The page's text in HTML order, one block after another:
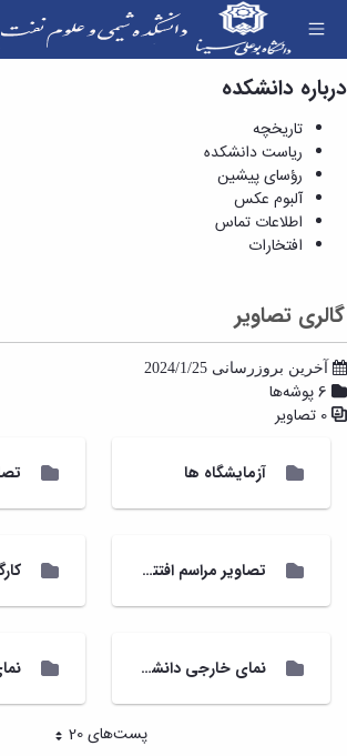
گالری تصاویر - آلبوم عکس -
علوم نفت
درباره دانشکده
تاریخچه
ریاست دانشکده
رؤسای پیشین
آلبوم عکس
اطلاعات تماس
افتخارات
گالری تصاویر
آخرین بروزرسانی 2024/1/25
6 پوشه‌ها
0 تصاویر
آزمایشگاه ها
تصاویر مراسم افتتاحیه دانشکده شیمی و علوم نفت
نمای خارجی دانشکده شیمی و علوم نفت
پست‌‌های 20هر صفحه